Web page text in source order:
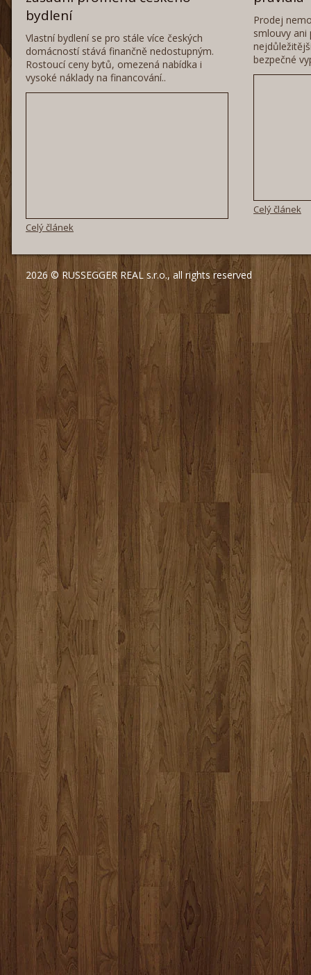
bydlení
Vlastní bydlení se pro stále více českých
domácností stává finančně nedostupným.
Rostoucí ceny bytů, omezená nabídka i
vysoké náklady na financování..
Celý článek
Prodej
smlouvy ani
bezpečné
Celý článek
2026 © RUSSEGGER REAL s.r.o., all rights reserved